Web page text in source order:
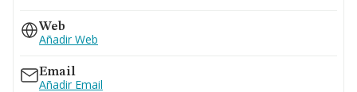
Web
Añadir Web
Email
Añadir Email